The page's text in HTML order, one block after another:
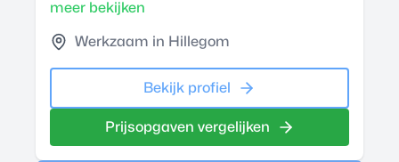
meer bekijken
Werkzaam in Hillegom
Bekijk profiel
Prijsopgaven vergelijken